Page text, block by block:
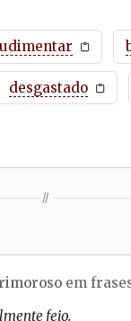
desgastado
//
em
feio.